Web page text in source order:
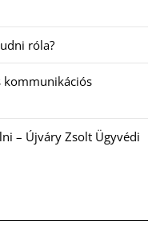
róla?
kommunikációs
– Újváry Zsolt Ügyvédi